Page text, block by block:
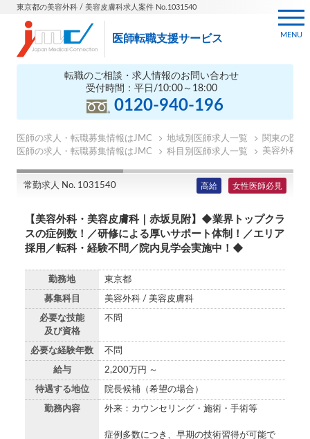
東京都の美容外科 / 美容皮膚科求人案件 No.1031540
医師転職支援サービス
転職のご相談・求人情報のお問い合わせ
受付時間：平日/10:00～18:00
0120-940-196
MENU
医師の求人・転職募集情報はJMC 地域別医師求人一覧
関東の医師
医師の求人・転職募集情報はJMC
科目別医師求人一覧 美容外科医
常勤求人 No. 1031540 高給 女性医師必見
【美容外科・美容皮膚科｜赤坂見附】◆業界トップクラ
スの症例数！／研修による厚いサポート体制！／エリア
採用／転科・経験不問／院内見学会実施中！◆
勤務地 東京都
募集科目 美容外科 / 美容皮膚科
必要な技能
及び資格
不問
必要な経験年数 不問
給与 2,200万円 ～
待遇する地位 院長候補（希望の場合）
勤務内容 外来：カウンセリング・施術・手術等
症例多数につき、早期の技術習得が可能で